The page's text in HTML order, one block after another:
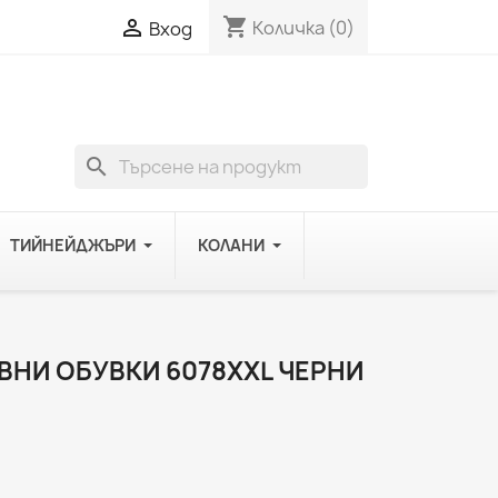
 Вход shopping_cart Количка (0)
search
ТИЙНЕЙДЖЪРИ КОЛАНИ
ОБУВКИ 6078XXL ЧЕРНИ